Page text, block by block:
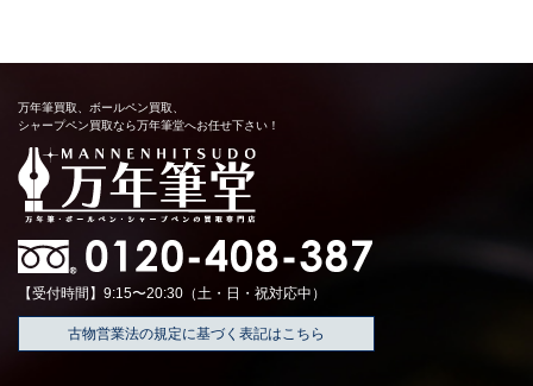
万年筆買取、ボールペン買取、
シャープペン買取なら万年筆堂へお任せ下さい！
【受付時間】9:15〜20:30（土・日・祝対応中）
古物営業法の規定に基づく表記はこちら